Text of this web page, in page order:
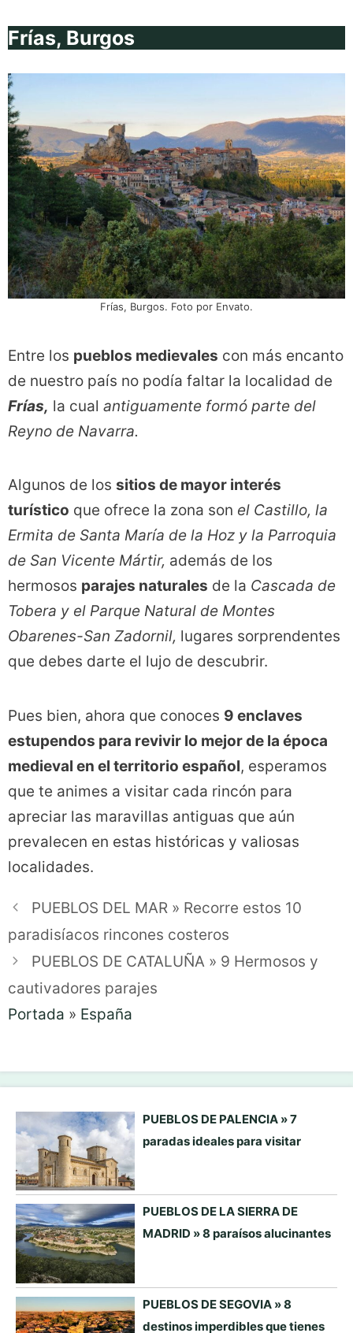
Frías, Burgos
Frías, Burgos. Foto por Envato.
Entre los pueblos medievales con más encanto
de nuestro país no podía faltar la localidad de
Frías, la cual antiguamente formó parte del
Reyno de Navarra.
Algunos de los sitios de mayor interés
turístico que ofrece la zona son el Castillo, la
Ermita de Santa María de la Hoz y la Parroquia
de San Vicente Mártir, además de los
hermosos parajes naturales de la Cascada de
Tobera y el Parque Natural de Montes
Obarenes-San Zadornil, lugares sorprendentes
que debes darte el lujo de descubrir.
Pues bien, ahora que conoces 9 enclaves
estupendos para revivir lo mejor de la época
medieval en el territorio español, esperamos
que te animes a visitar cada rincón para
apreciar las maravillas antiguas que aún
prevalecen en estas históricas y valiosas
localidades.
PUEBLOS DEL MAR » Recorre estos 10
paradisíacos rincones costeros
PUEBLOS DE CATALUÑA » 9 Hermosos y
cautivadores parajes
Portada » España
PUEBLOS DE PALENCIA » 7
paradas ideales para visitar
PUEBLOS DE LA SIERRA DE
MADRID » 8 paraísos alucinantes
PUEBLOS DE SEGOVIA » 8
destinos imperdibles que tienes